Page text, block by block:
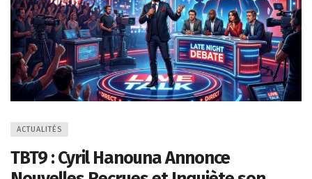
ACTUALITÉS
TBT9 : Cyril Hanouna Annonce